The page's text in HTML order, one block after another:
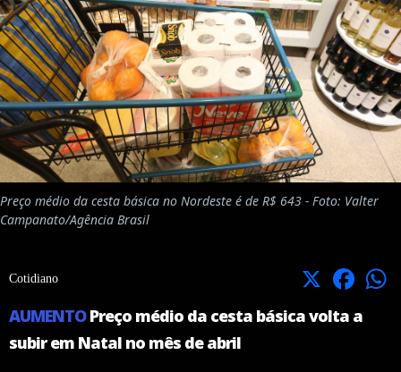
Preço médio da cesta básica no Nordeste é de R$ 643 - Foto: Valter
Campanato/Agência Brasil
Cotidiano X Facebook
AUMENTOPreço médio da cesta básica volta a
subir em Natal no mês de abril